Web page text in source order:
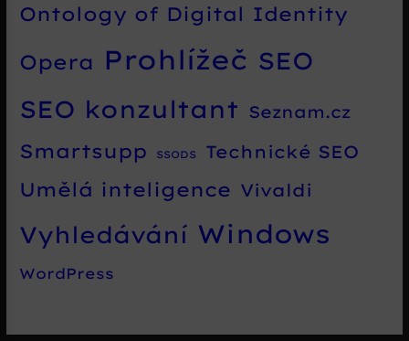
Ontology of Digital Identity
Opera Prohlížeč SEO
SEO konzultant Seznam.cz
Smartsupp SSODS Technické SEO
Umělá inteligence Vivaldi
Vyhledávání Windows
WordPress